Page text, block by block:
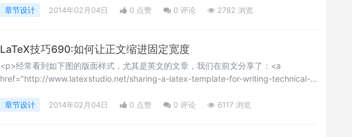
章节设计 2014年02月04日 0 点赞 0 评论 2782 浏览
LaTeX技巧690:如何让正文缩进固定宽度
<p>经常看到如下图的版面样式，尤其是英文的文章，我们在前文分享了：<a
href="http://www.latexstudio.net/sharing-a-latex-template-for-writing-technical-
LaTeX模板分享</a>，也是这样的版式，即把章节有一个突出的距离，好像章节部分放
章节设计 2014年02月04日 0 点赞 0 评论 6117 浏览